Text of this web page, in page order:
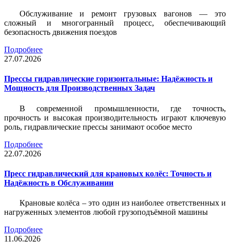
Обслуживание и ремонт грузовых вагонов — это
сложный и многогранный процесс, обеспечивающий
безопасность движения поездов
Подробнее
27.07.2026
Прессы гидравлические горизонтальные: Надёжность и
Мощность для Производственных Задач
В современной промышленности, где точность,
прочность и высокая производительность играют ключевую
роль, гидравлические прессы занимают особое место
Подробнее
22.07.2026
Пресс гидравлический для крановых колёс: Точность и
Надёжность в Обслуживании
Крановые колёса – это один из наиболее ответственных и
нагруженных элементов любой грузоподъёмной машины
Подробнее
11.06.2026